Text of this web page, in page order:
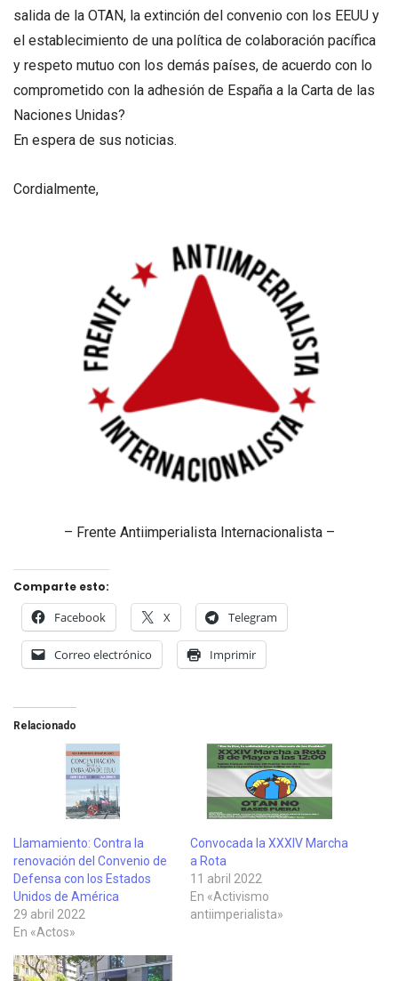
salida de la OTAN, la extinción del convenio con los EEUU y
el establecimiento de una política de colaboración pacífica
y respeto mutuo con los demás países, de acuerdo con lo
comprometido con la adhesión de España a la Carta de las
Naciones Unidas?
En espera de sus noticias.
Cordialmente,
– Frente Antiimperialista Internacionalista –
Comparte esto:
Facebook X Telegram
Correo electrónico Imprimir
Relacionado
Llamamiento: Contra la
renovación del Convenio de
Defensa con los Estados
Unidos de América
29 abril 2022
En «Actos»
Convocada la XXXIV Marcha
a Rota
11 abril 2022
En «Activismo
antiimperialista»